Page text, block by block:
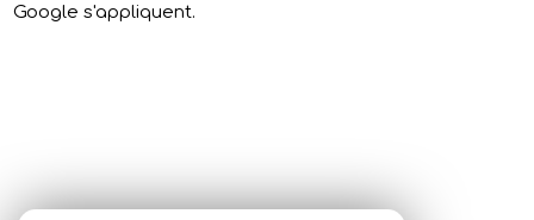
Google s'appliquent.